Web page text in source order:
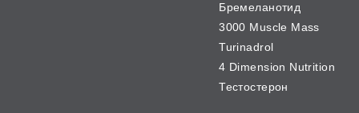
Бремеланотид
3000 Muscle Mass
Turinadrol
4 Dimension Nutrition
Тестостерон